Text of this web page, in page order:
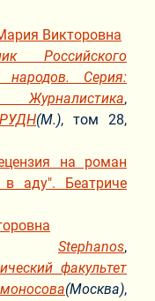
Викторовна
Российского
народов. Серия:
Журналистика,
(М.), том 28,
на роман
аду". Беатриче
Stephanos,
факультет
(Москва),